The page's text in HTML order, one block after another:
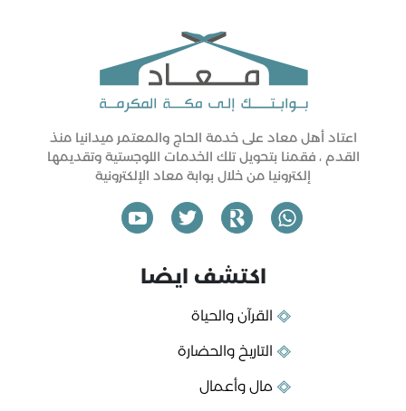
اعتاد أهل معاد على خدمة الحاج والمعتمر ميدانيا منذ
القدم ، فقمنا بتحويل تلك الخدمات اللوجستية وتقديمها
إلكترونيا من خلال بوابة معاد الإلكترونية
اكتشف ايضا
القرآن والحياة
التاريخ والحضارة
مال وأعمال